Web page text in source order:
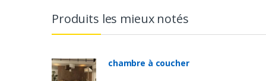
Produits les mieux notés
chambre à coucher